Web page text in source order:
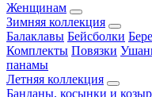
Женщинам
Зимняя коллекция
Балаклавы Бейсболки
Комплекты Повязки
панамы
Летняя коллекция
Банданы, косынки и